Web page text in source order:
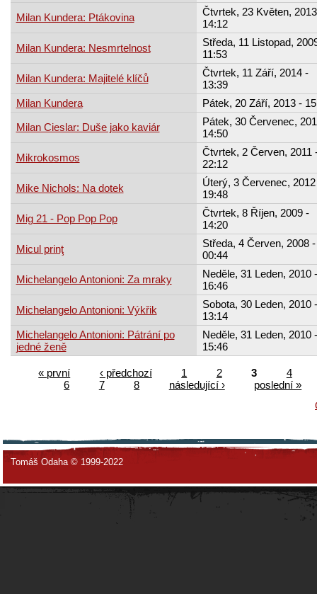
Milan Kundera: Ptákovina
Čtvrtek, 23 Květen,
14:12
Milan Kundera: Nesmrtelnost
Středa, 11 Listopad,
11:53
Milan Kundera: Majitelé klíčů
Čtvrtek, 11 Září, 2014 -
13:39
Milan Kundera
Pátek, 20 Září, 2013 -
Milan Cieslar: Duše jako kaviár
Pátek, 30 Červenec,
14:50
Mikrokosmos
Čtvrtek, 2 Červen, 2011
22:12
Mike Nichols: Na dotek
Úterý, 3 Červenec,
19:48
Mig 21 - Pop Pop Pop
Čtvrtek, 8 Říjen, 2009 -
14:20
Micul prinţ
Středa, 4 Červen, 2008 -
00:44
Michelangelo Antonioni: Za mraky
Neděle, 31 Leden, 2010 -
16:46
Michelangelo Antonioni: Výkřik
Sobota, 30 Leden, 2010 -
13:14
Michelangelo Antonioni: Pátrání po
jedné ženě
Neděle, 31 Leden, 2010 -
15:46
« první ‹ předchozí 1 2 3
4
6
7 8 následující ›
poslední »
Tomáš Odaha © 1999-2022